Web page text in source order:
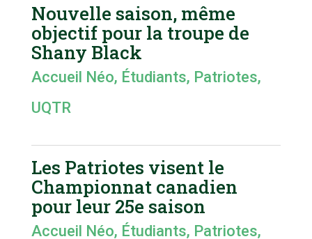
Nouvelle saison, même
objectif pour la troupe de
Shany Black
Accueil Néo, Étudiants, Patriotes,
UQTR
Les Patriotes visent le
Championnat canadien
pour leur 25e saison
Accueil Néo, Étudiants, Patriotes,